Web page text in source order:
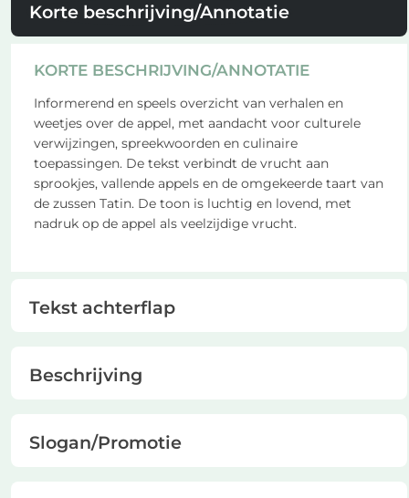
Korte beschrijving/Annotatie
KORTE BESCHRIJVING/ANNOTATIE
Informerend en speels overzicht van verhalen en
weetjes over de appel, met aandacht voor culturele
verwijzingen, spreekwoorden en culinaire
toepassingen. De tekst verbindt de vrucht aan
sprookjes, vallende appels en de omgekeerde taart van
de zussen Tatin. De toon is luchtig en lovend, met
nadruk op de appel als veelzijdige vrucht.
Tekst achterflap
Beschrijving
Slogan/Promotie